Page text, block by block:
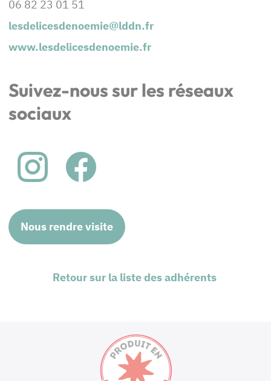
06 82 23 01 51
lesdelicesdenoemie@lddn.fr
www.lesdelicesdenoemie.fr
Suivez-nous sur les réseaux
sociaux
Nous rendre visite
Retour sur la liste des adhérents